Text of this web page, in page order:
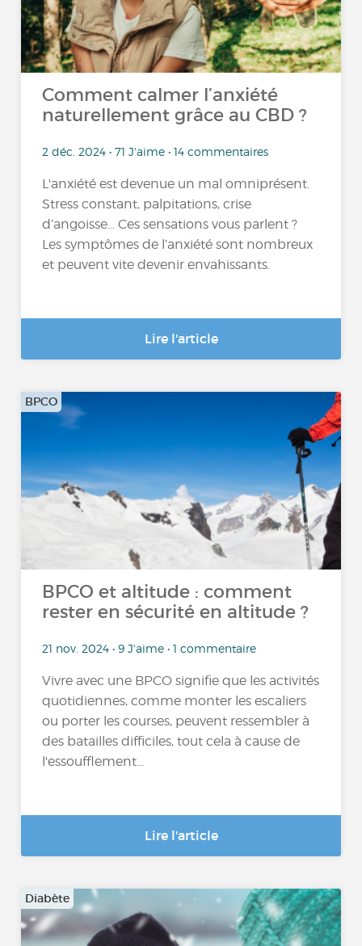
Comment calmer l’anxiété
naturellement grâce au CBD ?
2 déc. 2024 • 71 J'aime • 14 commentaires
L'anxiété est devenue un mal omniprésent.
Stress constant, palpitations, crise
d’angoisse… Ces sensations vous parlent ?
Les symptômes de l’anxiété sont nombreux
et peuvent vite devenir envahissants.
Lire l'article
BPCO
BPCO et altitude : comment
rester en sécurité en altitude ?
21 nov. 2024 • 9 J'aime • 1 commentaire
Vivre avec une BPCO signifie que les activités
quotidiennes, comme monter les escaliers
ou porter les courses, peuvent ressembler à
des batailles difficiles, tout cela à cause de
l'essoufflement...
Lire l'article
Diabète